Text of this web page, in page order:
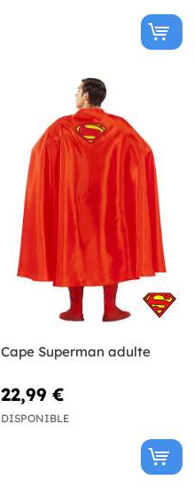
Cape Superman adulte
22,99 €
DISPONIBLE